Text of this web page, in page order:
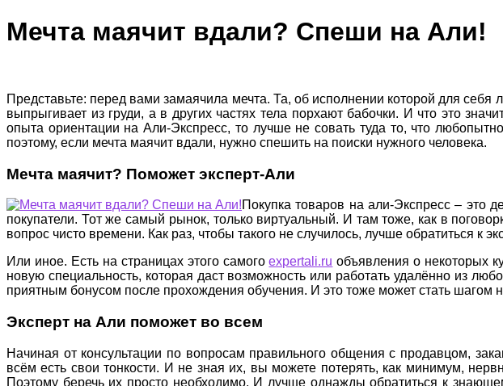
Мечта маячит вдали? Спеши на Али!
Представьте: перед вами замаячила мечта. Та, об исполнении которой для
выпрыгивает из груди, а в других частях тела порхают бабочки. И что это
опыта ориентации на Али-Экспресс, то лучше не совать туда то, что
поэтому, если мечта маячит вдали, нужно спешить на поиски нужного человека.
Мечта маячит? Поможет эксперт-Али
Покупка товаров на али-Экспресс – это
покупатели. Тот же самый рынок, только виртуальный. И там тоже, как в
вопрос чисто времени. Как раз, чтобы такого не случилось, лучше обратиться к
Или иное. Есть на страницах этого самогоexpertali.ru объявления о некоторых
новую специальность, которая даст возможность или работать удалённо из
приятным бонусом после прохождения обучения. И это тоже может стать шагом
Эксперт на Али поможет во всем
Начиная от консультации по вопросам правильного общения с продавцом,
всём есть свои тонкости. И не зная их, вы можете потерять, как минимум,
Поэтому беречь их просто необходимо. И лучше однажды обратиться к